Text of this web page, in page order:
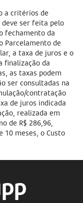
a critérios de
deve ser feita pelo
fechamento da
Parcelamento de
a taxa de juros e o
finalização da
as taxas podem
ser consultadas na
contratação
de juros indicada
realizada em
de R$ 286,96,
10 meses, o Custo